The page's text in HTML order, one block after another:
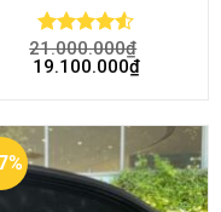
Rated4.52
out of 5
21.000.000₫
19.100.000₫